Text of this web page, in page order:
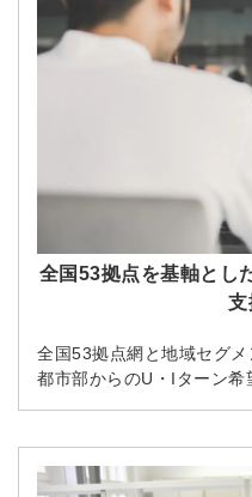
全国53拠点を基軸とし
支
全国53拠点網と地域セグ
都市部からのU・Iターン希